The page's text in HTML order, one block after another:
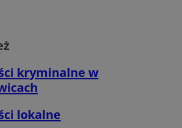
kryminalne w
lokalne